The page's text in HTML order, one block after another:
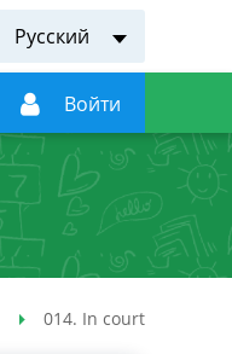
Русский
 Войти
014. In court